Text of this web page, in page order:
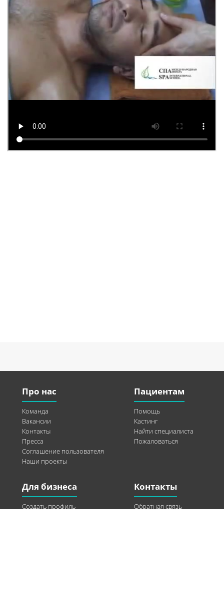
Про нас
Команда
Вакансии
Контакты
Пресса
Соглашение пользователя
Наши проекты
Пациентам
Помощь
Кастинг
Найти специалиста
Пожаловаться
Для бизнеса
Создать профиль
Контакты
Обратная связь